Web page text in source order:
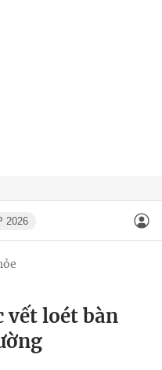
2026
vết loét bàn